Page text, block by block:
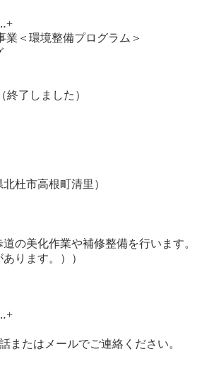
＜環境整備プログラム＞
了しました）
杜市高根町清里）
美化作業や補修整備を行います。
ます。））
たはメールでご連絡ください。